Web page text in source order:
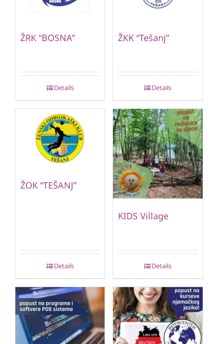
ŽRK “BOSNA”
Details
ŽKK “Tešanj”
Details
ŽOK “TEŠANJ”
Details
KIDS Village
Details